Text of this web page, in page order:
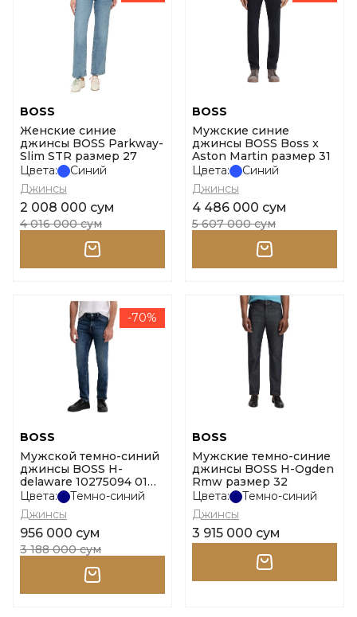
BOSS
Женские синие
джинсы BOSS Parkway-
Slim STR размер 27
Цвета:
Синий
Джинсы
2 008 000 сум
4 016 000 сум
BOSS
Мужские синие
джинсы BOSS Boss x
Aston Martin размер 31
Цвета:
Синий
Джинсы
4 486 000 сум
5 607 000 сум
-70%
BOSS
Мужской темно-синий
джинсы BOSS H-
delaware 10275094 01
размер 30
Цвета:
Темно-синий
Джинсы
956 000 сум
3 188 000 сум
BOSS
Мужские темно-синие
джинсы BOSS H-Ogden
Rmw размер 32
Цвета:
Темно-синий
Джинсы
3 915 000 сум